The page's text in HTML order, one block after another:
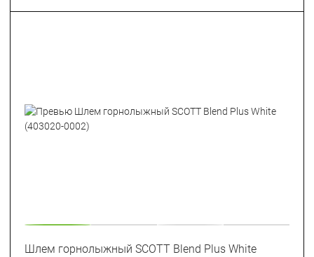
Шлем горнолыжный SCOTT Blend Plus White